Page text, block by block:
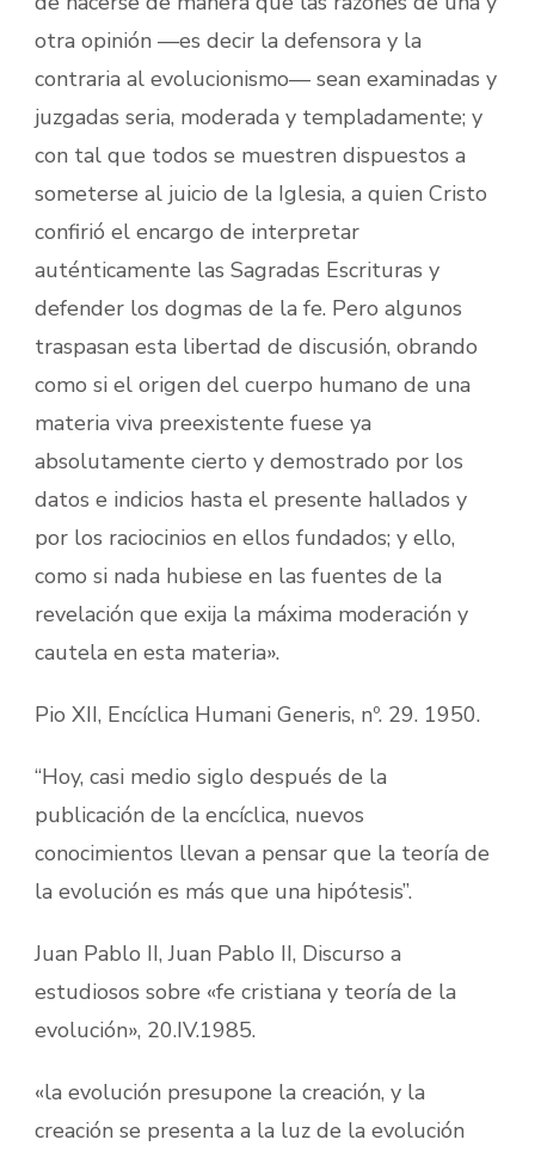
otra opinión —es decir la defensora y la
contraria al evolucionismo— sean examinadas y
juzgadas seria, moderada y templadamente; y
con tal que todos se muestren dispuestos a
someterse al juicio de la Iglesia, a quien Cristo
confirió el encargo de interpretar
auténticamente las Sagradas Escrituras y
defender los dogmas de la fe. Pero algunos
traspasan esta libertad de discusión, obrando
como si el origen del cuerpo humano de una
materia viva preexistente fuese ya
absolutamente cierto y demostrado por los
datos e indicios hasta el presente hallados y
por los raciocinios en ellos fundados; y ello,
como si nada hubiese en las fuentes de la
revelación que exija la máxima moderación y
cautela en esta materia».
Pio XII, Encíclica Humani Generis, nº. 29. 1950.
“Hoy, casi medio siglo después de la
publicación de la encíclica, nuevos
conocimientos llevan a pensar que la teoría de
la evolución es más que una hipótesis”.
Juan Pablo II, Juan Pablo II, Discurso a
estudiosos sobre «fe cristiana y teoría de la
evolución», 20.IV.1985.
«la evolución presupone la creación, y la
creación se presenta a la luz de la evolución